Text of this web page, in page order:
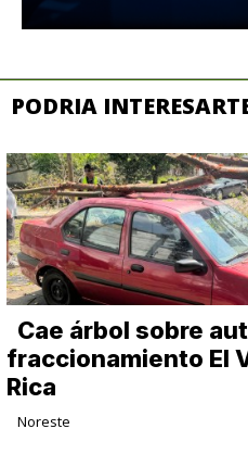
PODRIA
Cae árbol sobre
fraccionamiento El
Rica
Noreste